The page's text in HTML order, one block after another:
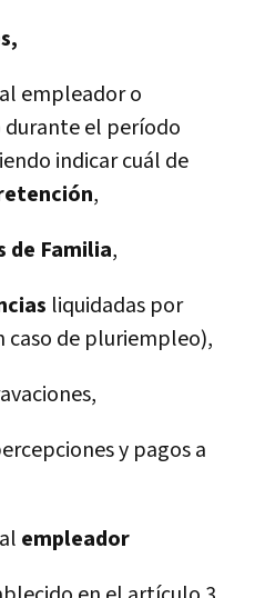
empleador o
el período
indicar cuál de
,
de Familia,
liquidadas por
caso de pluriempleo),
y pagos a
empleador